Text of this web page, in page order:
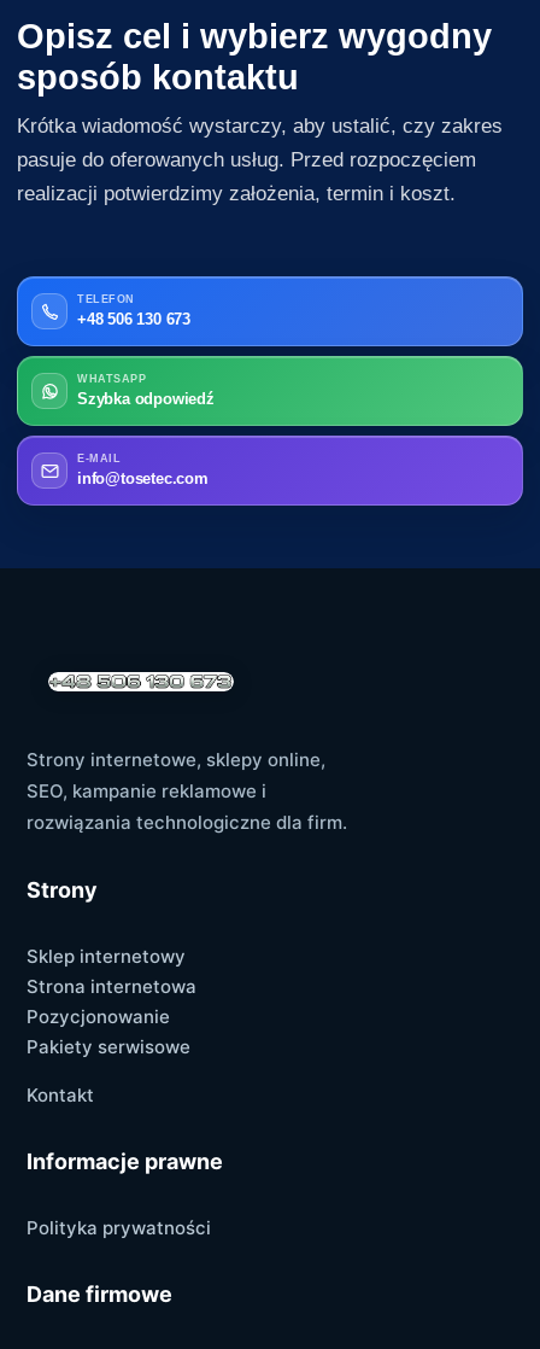
Opisz cel i wybierz wygodny
sposób kontaktu
Krótka wiadomość wystarczy, aby ustalić, czy zakres
pasuje do oferowanych usług. Przed rozpoczęciem
realizacji potwierdzimy założenia, termin i koszt.
TELEFON
+48 506 130 673
WHATSAPP
Szybka odpowiedź
E-MAIL
info@tosetec.com
Strony internetowe, sklepy online,
SEO, kampanie reklamowe i
rozwiązania technologiczne dla firm.
Strony
Sklep internetowy
Strona internetowa
Pozycjonowanie
Pakiety serwisowe
Kontakt
Informacje prawne
Polityka prywatności
Dane firmowe